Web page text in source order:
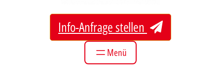
Info-Anfrage stellen